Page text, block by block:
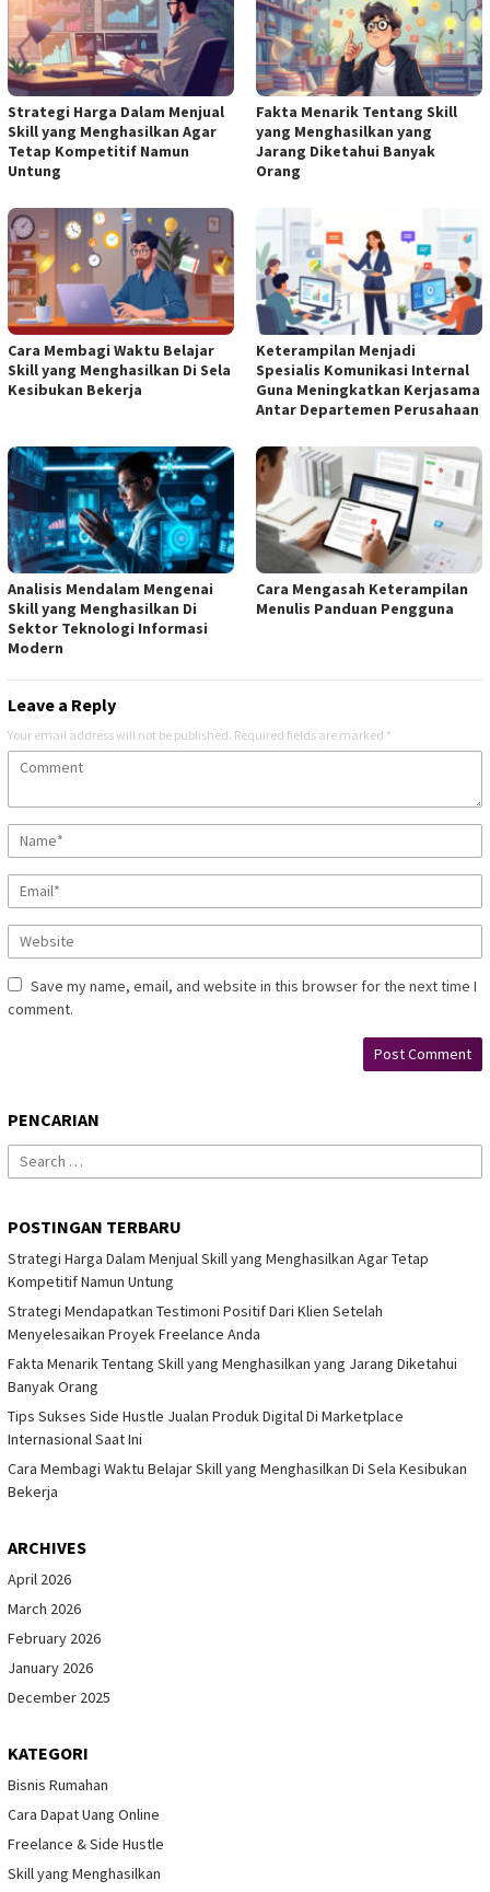
Strategi Harga Dalam Menjual
Skill yang Menghasilkan Agar
Tetap Kompetitif Namun
Untung
Fakta Menarik Tentang Skill
yang Menghasilkan yang
Jarang Diketahui Banyak
Orang
Cara Membagi Waktu Belajar
Skill yang Menghasilkan Di Sela
Kesibukan Bekerja
Keterampilan Menjadi
Spesialis Komunikasi Internal
Guna Meningkatkan Kerjasama
Antar Departemen Perusahaan
Analisis Mendalam Mengenai
Skill yang Menghasilkan Di
Sektor Teknologi Informasi
Modern
Cara Mengasah Keterampilan
Menulis Panduan Pengguna
Leave a Reply
Your email address will not be published. Required fields are marked *
Save my name, email, and website in this browser for the next time I
comment.
PENCARIAN
Search
for:
POSTINGAN TERBARU
Strategi Harga Dalam Menjual Skill yang Menghasilkan Agar Tetap
Kompetitif Namun Untung
Strategi Mendapatkan Testimoni Positif Dari Klien Setelah
Menyelesaikan Proyek Freelance Anda
Fakta Menarik Tentang Skill yang Menghasilkan yang Jarang Diketahui
Banyak Orang
Tips Sukses Side Hustle Jualan Produk Digital Di Marketplace
Internasional Saat Ini
Cara Membagi Waktu Belajar Skill yang Menghasilkan Di Sela Kesibukan
Bekerja
ARCHIVES
April 2026
March 2026
February 2026
January 2026
December 2025
KATEGORI
Bisnis Rumahan
Cara Dapat Uang Online
Freelance & Side Hustle
Skill yang Menghasilkan